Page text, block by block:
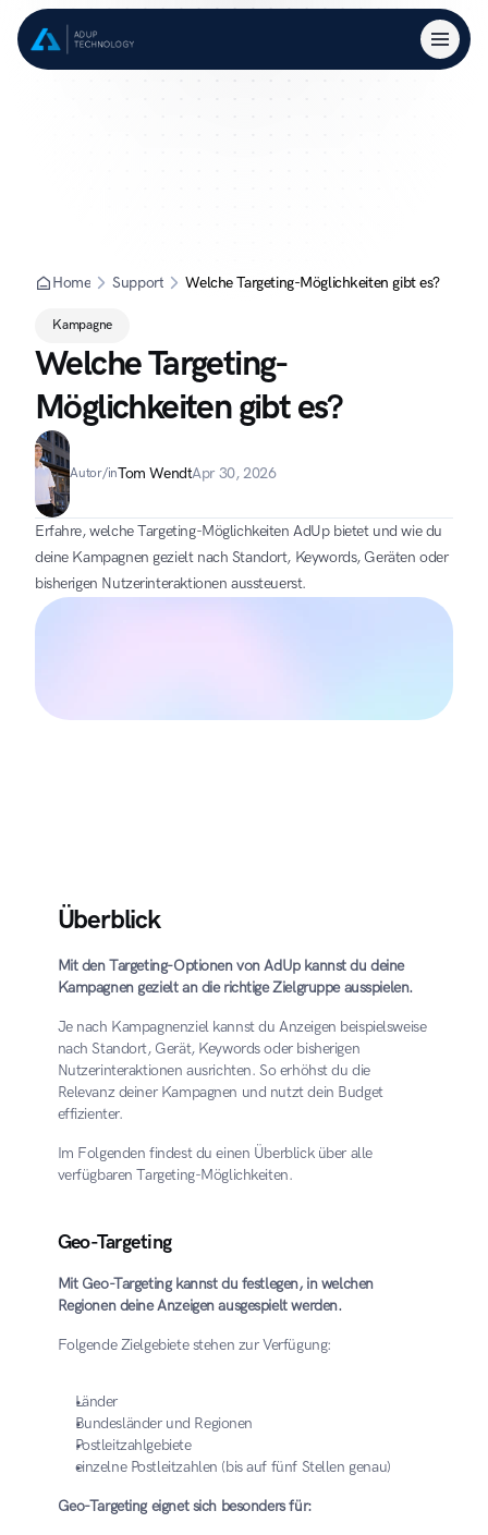
Home Support Welche Targeting-Möglichkeiten gibt es?
Kampagne
Welche Targeting-
Möglichkeiten gibt es?
Autor/inTom WendtApr 30, 2026
Erfahre, welche Targeting-Möglichkeiten AdUp bietet und wie du
deine Kampagnen gezielt nach Standort, Keywords, Geräten oder
bisherigen Nutzerinteraktionen aussteuerst.
Überblick
Mit den Targeting-Optionen von AdUp kannst du deine
Kampagnen gezielt an die richtige Zielgruppe ausspielen.
Je nach Kampagnenziel kannst du Anzeigen beispielsweise
nach Standort, Gerät, Keywords oder bisherigen
Nutzerinteraktionen ausrichten. So erhöhst du die
Relevanz deiner Kampagnen und nutzt dein Budget
effizienter.
Im Folgenden findest du einen Überblick über alle
verfügbaren Targeting-Möglichkeiten.
Geo-Targeting
Mit Geo-Targeting kannst du festlegen, in welchen
Regionen deine Anzeigen ausgespielt werden.
Folgende Zielgebiete stehen zur Verfügung:
Länder
Bundesländer und Regionen
Postleitzahlgebiete
einzelne Postleitzahlen (bis auf fünf Stellen genau)
Geo-Targeting eignet sich besonders für: